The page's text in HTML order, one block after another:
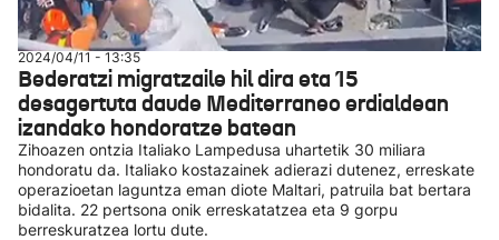
2024/04/11 - 13:35
Bederatzi migratzaile hil dira eta 15
desagertuta daude Mediterraneo erdialdean
izandako hondoratze batean
Zihoazen ontzia Italiako Lampedusa uhartetik 30 miliara
hondoratu da. Italiako kostazainek adierazi dutenez, erreskate
operazioetan laguntza eman diote Maltari, patruila bat bertara
bidalita. 22 pertsona onik erreskatatzea eta 9 gorpu
berreskuratzea lortu dute.